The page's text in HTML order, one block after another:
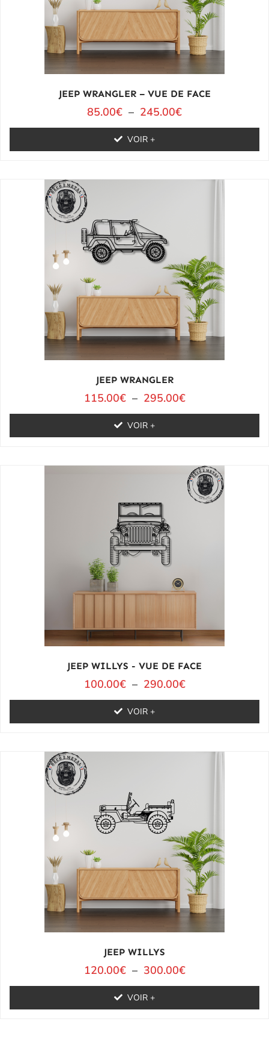
JEEP WRANGLER – VUE DE FACE
85.00€ – 245.00€
VOIR +
JEEP WRANGLER
115.00€ – 295.00€
VOIR +
JEEP WILLYS - VUE DE FACE
100.00€ – 290.00€
VOIR +
JEEP WILLYS
120.00€ – 300.00€
VOIR +